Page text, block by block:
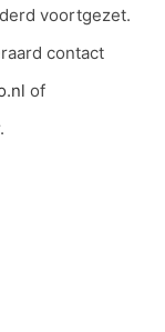
voortgezet.
contact
of